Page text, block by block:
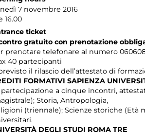
7 novembre 2016
16.00
ticket
gratuito con prenotazione
prenotare telefonare al numero
40 partecipanti
il rilascio dell’attestato di
FORMATIVI SAPIENZA
partecipazione a cinque incontri,
Storia, Antropologia,
(triennale); Scienze storiche
DEGLI STUDI ROMA TRE